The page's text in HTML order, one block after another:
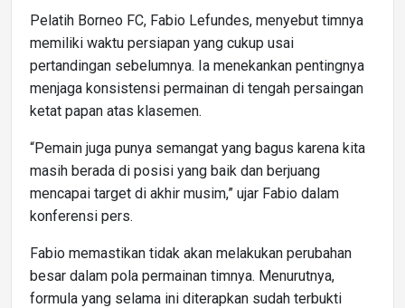
Pelatih Borneo FC, Fabio Lefundes, menyebut timnya
memiliki waktu persiapan yang cukup usai
pertandingan sebelumnya. Ia menekankan pentingnya
menjaga konsistensi permainan di tengah persaingan
ketat papan atas klasemen.
“Pemain juga punya semangat yang bagus karena kita
masih berada di posisi yang baik dan berjuang
mencapai target di akhir musim,” ujar Fabio dalam
konferensi pers.
Fabio memastikan tidak akan melakukan perubahan
besar dalam pola permainan timnya. Menurutnya,
formula yang selama ini diterapkan sudah terbukti